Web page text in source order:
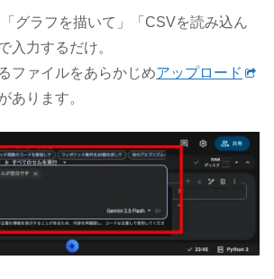
「グラフを描いて」「CSVを読み込ん
入力するだけ。
ファイルをあらかじめアップロード
あります。